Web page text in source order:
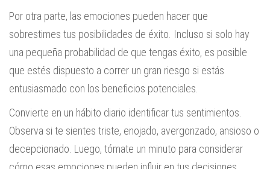
Por otra parte, las emociones pueden hacer que
sobrestimes tus posibilidades de éxito. Incluso si solo hay
una pequeña probabilidad de que tengas éxito, es posible
que estés dispuesto a correr un gran riesgo si estás
entusiasmado con los beneficios potenciales.
Convierte en un hábito diario identificar tus sentimientos.
Observa si te sientes triste, enojado, avergonzado, ansioso o
decepcionado. Luego, tómate un minuto para considerar